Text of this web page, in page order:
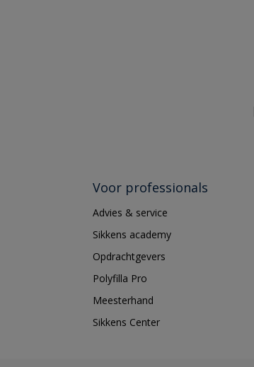
Voor professionals
Advies & service
Sikkens academy
Opdrachtgevers
Polyfilla Pro
Meesterhand
Sikkens Center